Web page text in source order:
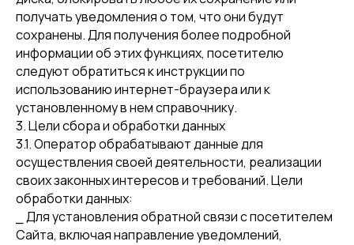
получать уведомления о том, что они будут
сохранены. Для получения более подробной
информации об этих функциях, посетителю
следуют обратиться к инструкции по
использованию интернет-браузера или к
установленному в нем справочнику.
3. Цели сбора и обработки данных
3.1. Оператор обрабатывают данные для
осуществления своей деятельности, реализации
своих законных интересов и требований. Цели
обработки данных:
⎯ Для установления обратной связи с посетителем
Сайта, включая направление уведомлений,